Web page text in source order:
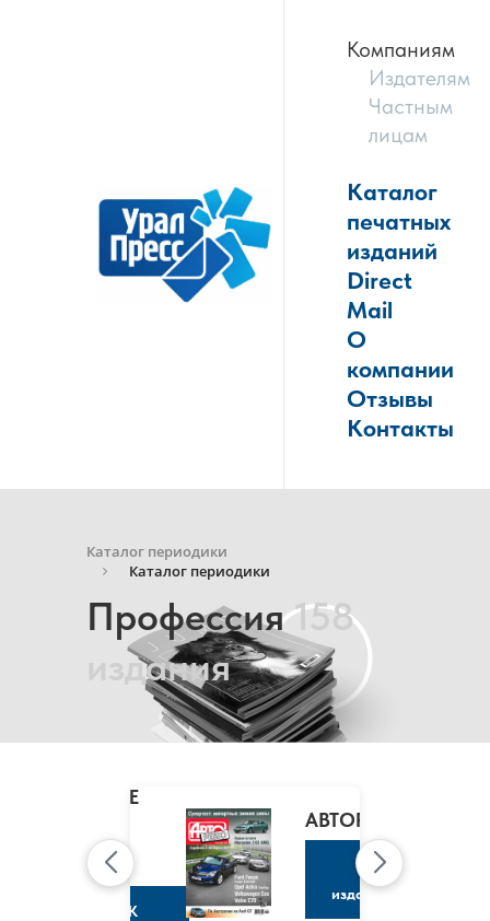
Компаниям
Издателям
Частным
лицам
Каталог
печатных
изданий
Direct
Mail
О
компании
Отзывы
Контакты
Каталог периодики
Каталог периодики
Профессия158
издания
CLAIRE
МАРИ
КЛЭР
К
АВТОРЕВЮ
К
изданию